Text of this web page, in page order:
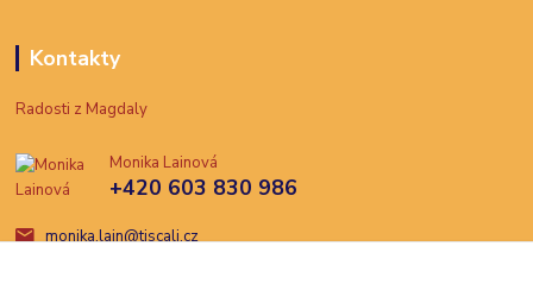
Kontakty
Radosti z Magdaly
Monika Lainová
+420 603 830 986
monika.lain@tiscali.cz